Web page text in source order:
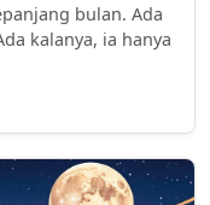
bulan. Ada
kalanya, ia hanya